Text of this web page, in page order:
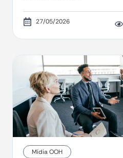
27/05/2026
Mídia OOH